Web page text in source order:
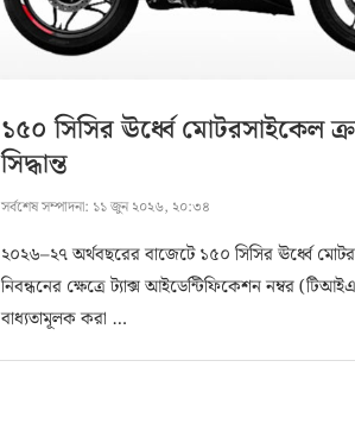
১৫০ সিসির ঊর্ধ্বে মোটরসাইকেল
সিদ্ধান্ত
সর্বশেষ সম্পাদনা: ১১ জুন ২০২৬, ২০:৩৪
২০২৬–২৭ অর্থবছরের বাজেটে ১৫০ সিসির ঊর্ধ্বে
নিবন্ধনের ক্ষেত্রে ট্যাক্স আইডেন্টিফিকেশন নম্বর
বাধ্যতামূলক করা …